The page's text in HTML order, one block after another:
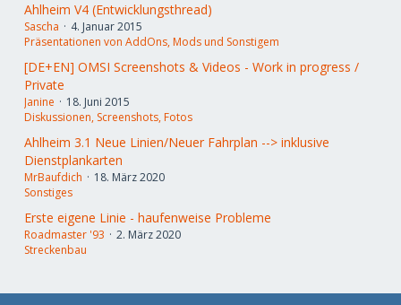
Ahlheim V4 (Entwicklungsthread)
Sascha
4. Januar 2015
Präsentationen von AddOns, Mods und Sonstigem
[DE+EN] OMSI Screenshots & Videos - Work in progress /
Private
Janine
18. Juni 2015
Diskussionen, Screenshots, Fotos
Ahlheim 3.1 Neue Linien/Neuer Fahrplan --> inklusive
Dienstplankarten
MrBaufdich
18. März 2020
Sonstiges
Erste eigene Linie - haufenweise Probleme
Roadmaster '93
2. März 2020
Streckenbau